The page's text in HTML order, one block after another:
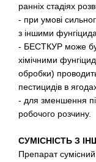
ранніх стадіях
- при умові
з іншими
- БЕСТКУР може
хімічними
обробки)
пестицидів в
- для зменшення
робочого розчину.
СУМІСНІСТЬ З
Препарат